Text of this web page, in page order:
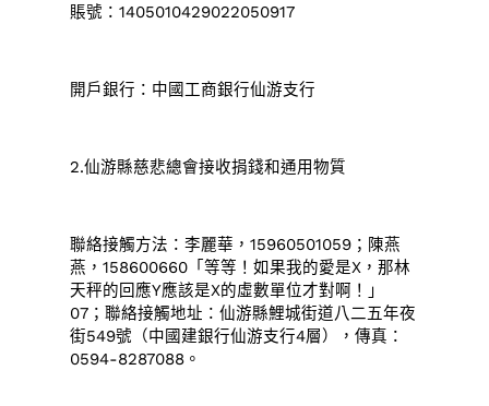
賬號：1405010429022050917
開戶銀行：中國工商銀行仙游支行
2.仙游縣慈悲總會接收捐錢和通用物質
聯絡接觸方法：李麗華，15960501059；陳燕
燕，158600660「等等！如果我的愛是X，那林
天秤的回應Y應該是X的虛數單位才對啊！」
07；聯絡接觸地址：仙游縣鯉城街道八二五年夜
街549號（中國建銀行仙游支行4層），傳真：
0594-8287088。